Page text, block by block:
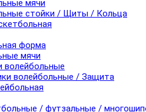
мячи
стойки / Щиты / Кольца
форма
мячи
волейбольные
волейбольные / Защита
/ футзальные /